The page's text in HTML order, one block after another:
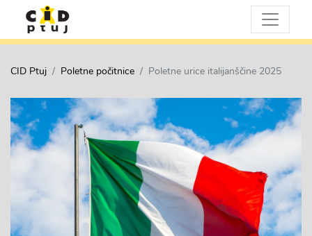
CID Ptuj Poletne počitnice Poletne urice italijanščine 2025